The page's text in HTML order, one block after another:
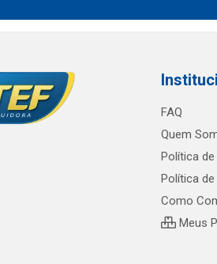
FAQ
Quem
Política de
Política
Como
Meus